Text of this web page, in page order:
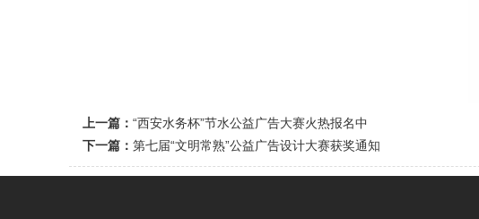
上一篇： “西安水务杯”节水公益广告大赛火热报名中
下一篇： 第七届“文明常熟”公益广告设计大赛获奖通知